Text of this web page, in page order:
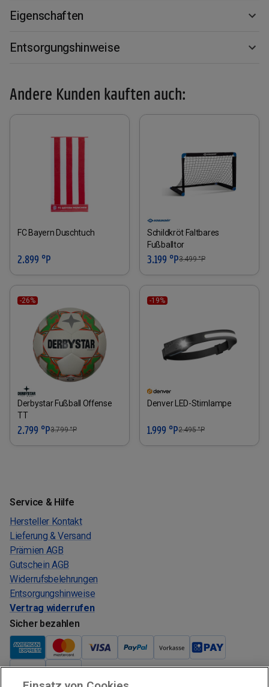
Eigenschaften
Entsorgungshinweise
Andere Kunden kauften auch:
FC Bayern Duschtuch
2.899 °P
Schildkröt Faltbares
Fußballtor
3.199 °P3.499°P
-26%
Derbystar Fußball Offense
TT
2.799 °P3.799°P
-19%
Denver LED-Stirnlampe
1.999 °P2.495°P
Service & Hilfe
Hersteller Kontakt
Lieferung & Versand
Prämien AGB
Gutschein AGB
Widerrufsbelehrungen
Entsorgungshinweise
Vertrag widerrufen
Sicher bezahlen